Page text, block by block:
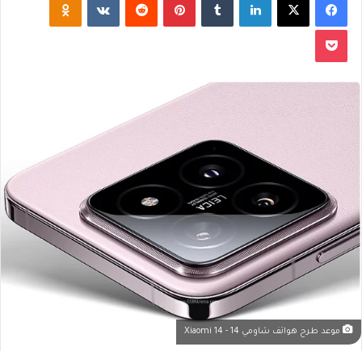
موعد طرح هواتف شاومي 14 - Xiaomi 14